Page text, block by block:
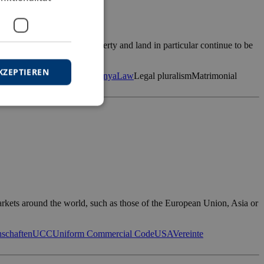
with regard to property and land in particular continue to be
Intersektionalität KenyaLawLegal pluralismMatrimonial
around the world, such as those of the European Union, Asia or
UCCUniform Commercial CodeUSAVereinte